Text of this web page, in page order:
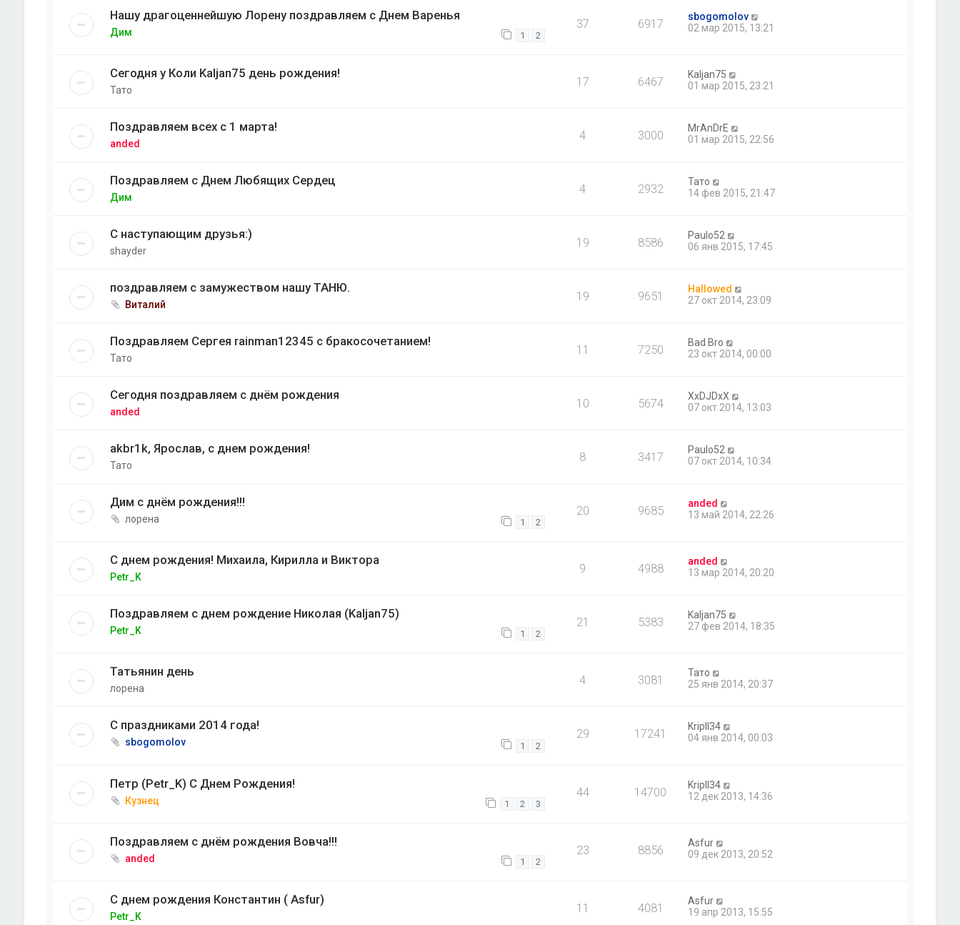
Нашу драгоценнейшую Лорену поздравляем с Днем Варенья
Дим 1 2
37 6917
sbogomolov
02 мар 2015, 13:21
Сегодня у Коли Kaljan75 день рождения!
Тато
17 6467
Kaljan75
01 мар 2015, 23:21
Поздравляем всех с 1 марта!
anded
4 3000
MrAnDrE
01 мар 2015, 22:56
Поздравляем с Днем Любящих Сердец
Дим
4 2932
Тато
14 фев 2015, 21:47
С наступающим друзья:)
shayder
19 8586
Paulo52
06 янв 2015, 17:45
поздравляем с замужеством нашу ТАНЮ.
Виталий
19 9651
Hallowed
27 окт 2014, 23:09
Поздравляем Сергея rainman12345 с бракосочетанием!
Тато
11 7250
Bad Bro
23 окт 2014, 00:00
Сегодня поздравляем с днём рождения
anded
10 5674
XxDJDxX
07 окт 2014, 13:03
akbr1k, Ярослав, с днем рождения!
Тато
8 3417
Paulo52
07 окт 2014, 10:34
Дим с днём рождения!!!
лорена 1 2
20 9685
anded
13 май 2014, 22:26
С днем рождения! Михаила, Кирилла и Виктора
Petr_K
9 4988
anded
13 мар 2014, 20:20
Поздравляем с днем рождение Николая (Kaljan75)
Petr_K 1 2
21 5383
Kaljan75
27 фев 2014, 18:35
Татьянин день
лорена
4 3081
Тато
25 янв 2014, 20:37
С праздниками 2014 года!
sbogomolov 1 2
29 17241
Kripll34
04 янв 2014, 00:03
Петр (Petr_K) С Днем Рождения!
Кузнец 1 2 3
44 14700
Kripll34
12 дек 2013, 14:36
Поздравляем с днём рождения Вовча!!!
anded 1 2
23 8856
Asfur
09 дек 2013, 20:52
С днем рождения Константин ( Asfur)
Petr_K
11 4081
Asfur
19 апр 2013, 15:55